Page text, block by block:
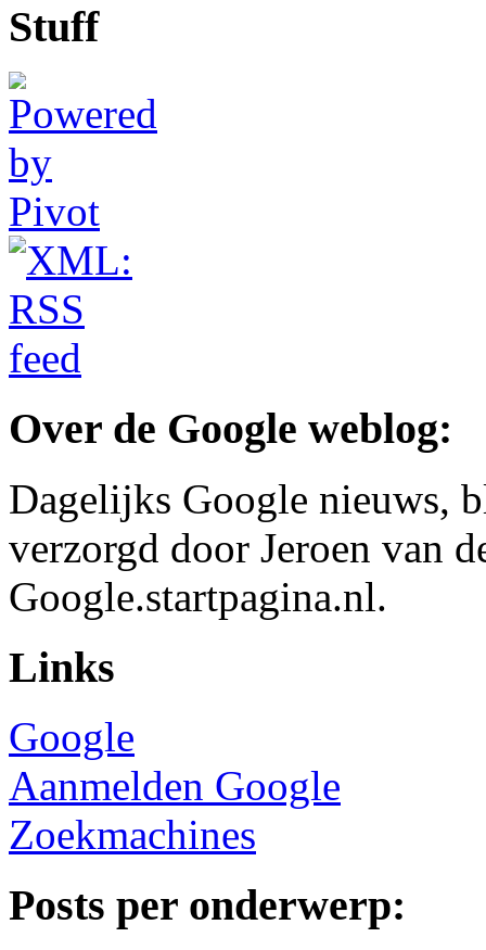
Stuff
Over de Google weblog:
Dagelijks Google nieuws,
verzorgd door Jeroen van
Google.startpagina.nl.
Links
Google
Aanmelden Google
Zoekmachines
Posts per onderwerp: